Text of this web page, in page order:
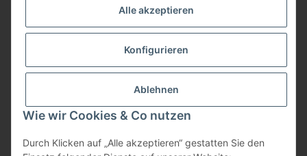
Alle akzeptieren
Konfigurieren
Ablehnen
Wie wir Cookies & Co nutzen
Durch Klicken auf „Alle akzeptieren“ gestatten Sie den